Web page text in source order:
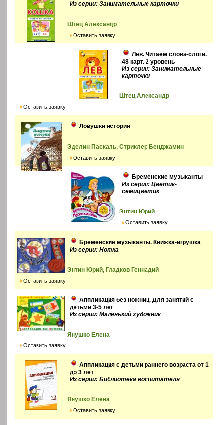
Из серии: Занимательные карточки
Штец Александр
Оставить заявку
Лев. Читаем слова-слоги.
48 карт. 2 уровень
Из серии: Занимательные
карточки
Штец Александр
Оставить заявку
Ловушки истории
Эделин Паскаль, Стриклер Бенджамин
Оставить заявку
Бременские музыканты
Из серии: Цветик-
семицветик
Энтин Юрий
Оставить заявку
Бременские музыканты. Книжка-игрушка
Из серии: Нотка
Энтин Юрий, Гладков Геннадий
Оставить заявку
Аппликация без ножниц. Для занятий с
детьми 3-5 лет
Из серии: Маленький художник
Янушко Елена
Оставить заявку
Аппликация с детьми раннего возраста от 1
до 3 лет
Из серии: Библиотека воспитателя
Янушко Елена
Оставить заявку